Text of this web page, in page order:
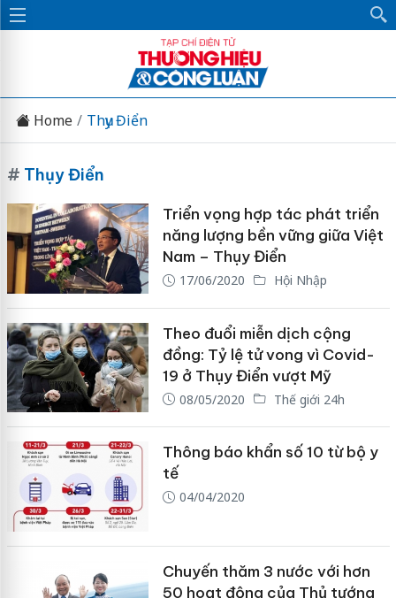
Home Thụy Điển
# Thụy Điển
Triển vọng hợp tác phát triển
năng lượng bền vững giữa Việt
Nam – Thụy Điển
17/06/2020 Hội Nhập
Theo đuổi miễn dịch cộng
đồng: Tỷ lệ tử vong vì Covid-
19 ở Thụy Điển vượt Mỹ
08/05/2020 Thế giới 24h
Thông báo khẩn số 10 từ bộ y
tế
04/04/2020
Chuyến thăm 3 nước với hơn
50 hoạt động của Thủ tướng